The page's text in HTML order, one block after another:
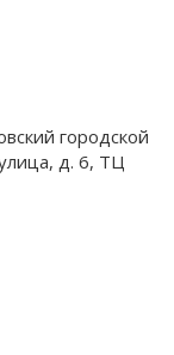
городской
д. 6, ТЦ